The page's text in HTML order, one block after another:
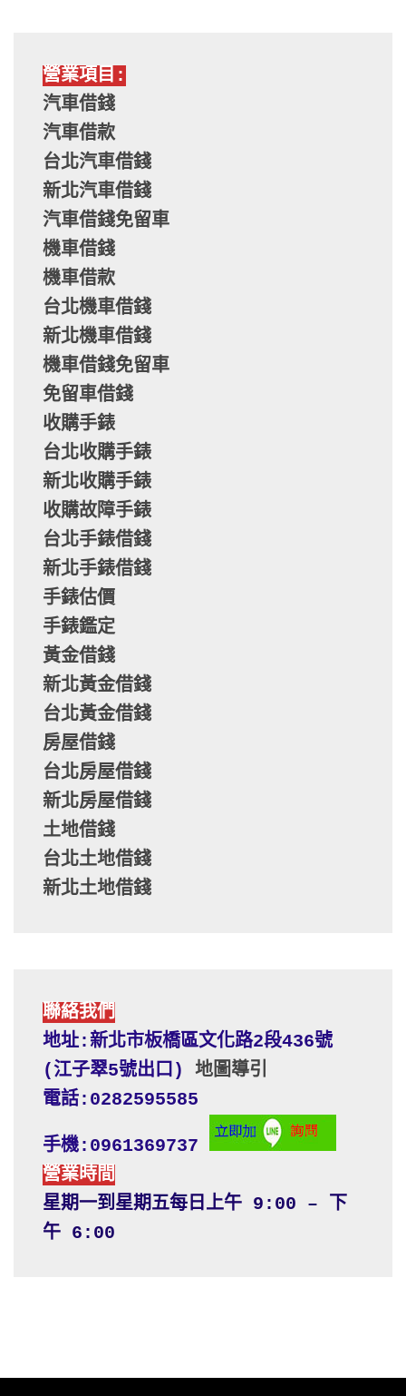
營業項目:
汽車借錢
汽車借款
台北汽車借錢
新北汽車借錢
汽車借錢免留車
機車借錢
機車借款
台北機車借錢
新北機車借錢
機車借錢免留車
免留車借錢
收購手錶
台北收購手錶
新北收購手錶
收購故障手錶
台北手錶借錢
新北手錶借錢
手錶估價
手錶鑑定
黃金借錢
新北黃金借錢
台北黃金借錢
房屋借錢
台北房屋借錢
新北房屋借錢
土地借錢
台北土地借錢
新北土地借錢
聯絡我們
地址:新北市板橋區文化路2段436號
(江子翠5號出口) 地圖導引
電話:0282595585
手機:0961369737
營業時間
星期一到星期五每日上午 9:00 – 下
午 6:00